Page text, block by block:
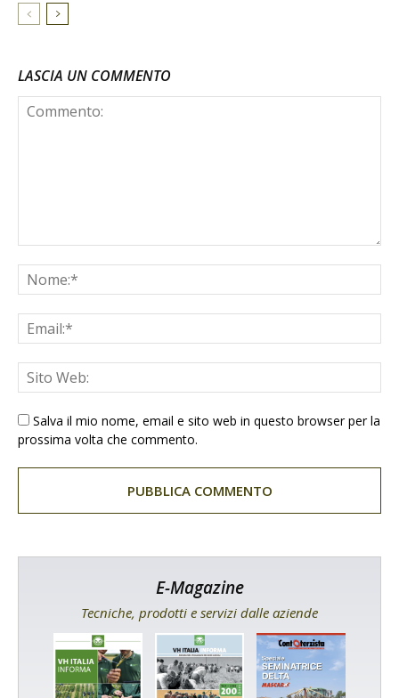
LASCIA UN COMMENTO
Salva il mio nome, email e sito web in questo browser per la
prossima volta che commento.
E-Magazine
Tecniche, prodotti e servizi dalle aziende